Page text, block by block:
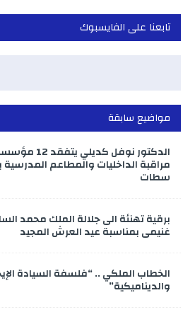
تابعنا على الفايسبوك
مواضيع سابقة
الدكتور
مراقبة الداخليات والمطاعم المدرسية
سطات
برقية تهنئة الى جلالة الملك محمد
غنيمي بمناسبة عيد العرش المجيد
الخطاب الملكي .. “فلسفة السيادة
والديناميكية”